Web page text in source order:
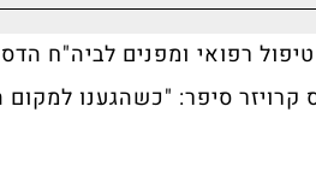
סיפר: "כשהגענו